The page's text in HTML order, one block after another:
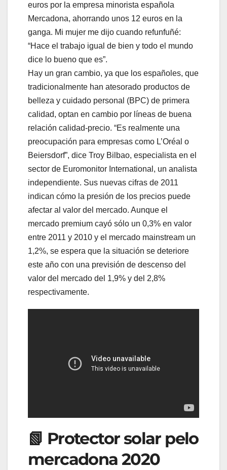
euros por la empresa minorista española
Mercadona, ahorrando unos 12 euros en la
ganga. Mi mujer me dijo cuando refunfuñé:
“Hace el trabajo igual de bien y todo el mundo
dice lo bueno que es”.
Hay un gran cambio, ya que los españoles, que
tradicionalmente han atesorado productos de
belleza y cuidado personal (BPC) de primera
calidad, optan en cambio por líneas de buena
relación calidad-precio. “Es realmente una
preocupación para empresas como L’Oréal o
Beiersdorf”, dice Troy Bilbao, especialista en el
sector de Euromonitor International, un analista
independiente. Sus nuevas cifras de 2011
indican cómo la presión de los precios puede
afectar al valor del mercado. Aunque el
mercado premium cayó sólo un 0,3% en valor
entre 2011 y 2010 y el mercado mainstream un
1,2%, se espera que la situación se deteriore
este año con una previsión de descenso del
valor del mercado del 1,9% y del 2,8%
respectivamente.
📗 Protector solar pelo
mercadona 2020